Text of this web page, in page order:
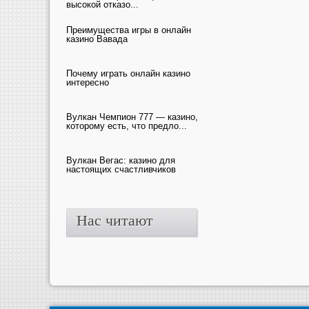
высокой отказо...
Преимущества игры в онлайн
казино Вавада
Почему играть онлайн казино
интересно
Вулкан Чемпион 777 — казино,
которому есть, что предло...
Вулкан Вегас: казино для
настоящих счастливчиков
Нас читают